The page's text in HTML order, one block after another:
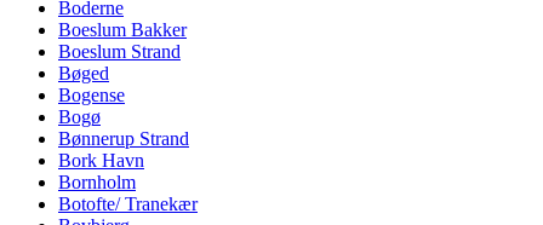
Boderne
Boeslum Bakker
Boeslum Strand
Bøged
Bogense
Bogø
Bønnerup Strand
Bork Havn
Bornholm
Botofte/ Tranekær